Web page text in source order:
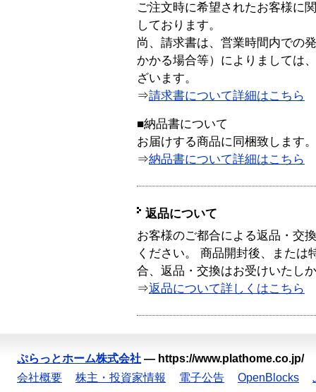
ご注文時に希望されたお客様に
しております。
尚、請求書は、営業時間内での
かかる場合等）によりましては
ざいます。
⇒請求書について詳細はこちら
■納品書について
お届けする商品に同梱致します。
⇒納品書について詳細はこちら
返品について
お客様のご都合による返品・交
ください。 商品開封後、または
合、返品・交換はお受けいたし
⇒返品について詳しくはこちら
ぷらっとホーム株式会社 — https://www.plathome.co.jp/
会社概要
株主・投資家情報 電子公告 OpenBlocks